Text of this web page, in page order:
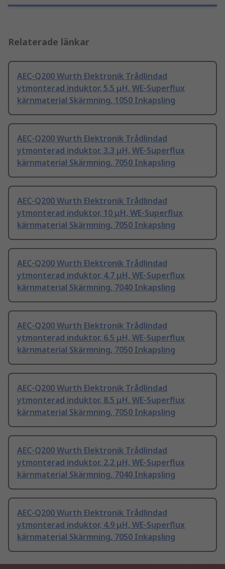
Relaterade länkar
AEC-Q200 Wurth Elektronik Trådlindad
ytmonterad induktor, 5.5 μH, WE-Superflux
kärnmaterial Skärmning, 1050 Inkapsling
AEC-Q200 Wurth Elektronik Trådlindad
ytmonterad induktor, 3.3 μH, WE-Superflux
kärnmaterial Skärmning, 7050 Inkapsling
AEC-Q200 Wurth Elektronik Trådlindad
ytmonterad induktor, 10 μH, WE-Superflux
kärnmaterial Skärmning, 7050 Inkapsling
AEC-Q200 Wurth Elektronik Trådlindad
ytmonterad induktor, 4.7 μH, WE-Superflux
kärnmaterial Skärmning, 7040 Inkapsling
AEC-Q200 Wurth Elektronik Trådlindad
ytmonterad induktor, 6.5 μH, WE-Superflux
kärnmaterial Skärmning, 7050 Inkapsling
AEC-Q200 Wurth Elektronik Trådlindad
ytmonterad induktor, 8.5 μH, WE-Superflux
kärnmaterial Skärmning, 7050 Inkapsling
AEC-Q200 Wurth Elektronik Trådlindad
ytmonterad induktor, 2.2 μH, WE-Superflux
kärnmaterial Skärmning, 7040 Inkapsling
AEC-Q200 Wurth Elektronik Trådlindad
ytmonterad induktor, 4.9 μH, WE-Superflux
kärnmaterial Skärmning, 7050 Inkapsling